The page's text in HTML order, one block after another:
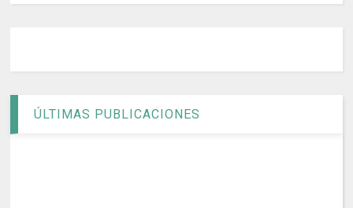
ÚLTIMAS PUBLICACIONES